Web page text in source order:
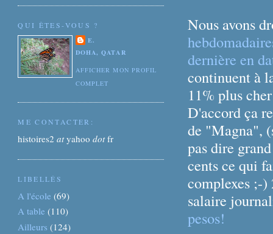
Nous avons
dernière en
continuent à
11% plus
D'accord ça
de "Magna",
pas dire
cents ce qui
complexes ;-
salaire
pesos!
QUI ÊTES-VOUS ?
E.
DOHA, QATAR
AFFICHER MON PROFIL
COMPLET
ME CONTACTER:
histoires2atyahoodotfr
LIBELLÉS
A l'école (69)
A table (110)
Ailleurs (124)